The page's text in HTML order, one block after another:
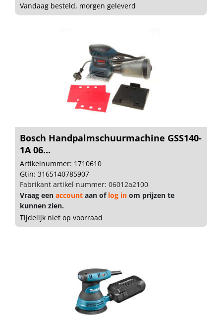
Vandaag besteld, morgen geleverd
Bosch Handpalmschuurmachine GSS140-
1A 06...
Artikelnummer: 1710610
Gtin: 3165140785907
Fabrikant artikel nummer: 06012a2100
Vraag een account aan of log in om prijzen te
kunnen zien.
Tijdelijk niet op voorraad